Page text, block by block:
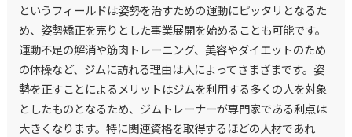
というフィールドは姿勢を治すための運動にピッタリとなるた
め、姿勢矯正を売りとした事業展開を始めることも可能です。
運動不足の解消や筋肉トレーニング、美容やダイエットのため
の体操など、ジムに訪れる理由は人によってさまざまです。姿
勢を正すことによるメリットはジムを利用する多くの人を対象
としたものとなるため、ジムトレーナーが専門家である利点は
大きくなります。特に関連資格を取得するほどの人材であれ